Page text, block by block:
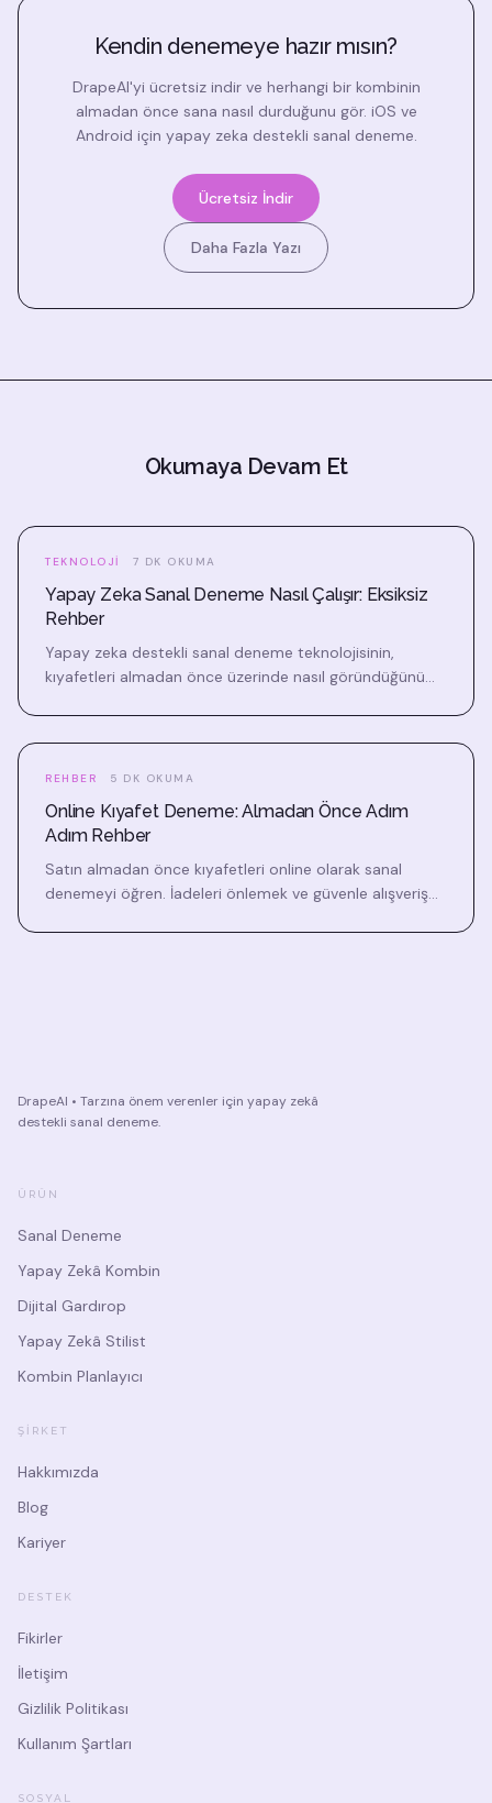
Kendin denemeye hazır mısın?
DrapeAI'yi ücretsiz indir ve herhangi bir kombinin
almadan önce sana nasıl durduğunu gör. iOS ve
Android için yapay zeka destekli sanal deneme.
Ücretsiz İndir
Daha Fazla Yazı
Okumaya Devam Et
TEKNOLOJI 7 DK OKUMA
Yapay Zeka Sanal Deneme Nasıl Çalışır: Eksiksiz
Rehber
Yapay zeka destekli sanal deneme teknolojisinin,
kıyafetleri almadan önce üzerinde nasıl göründüğünü
REHBER 5 DK OKUMA
Online Kıyafet Deneme: Almadan Önce Adım
Adım Rehber
Satın almadan önce kıyafetleri online olarak sanal
denemeyi öğren. İadeleri önlemek ve güvenle alışveriş
DrapeAI • Tarzına önem verenler için yapay zekâ
destekli sanal deneme.
ÜRÜN
Sanal Deneme
Yapay Zekâ Kombin
Dijital Gardırop
Yapay Zekâ Stilist
Kombin Planlayıcı
ŞIRKET
Hakkımızda
Blog
Kariyer
DESTEK
Fikirler
İletişim
Gizlilik Politikası
Kullanım Şartları
SOSYAL